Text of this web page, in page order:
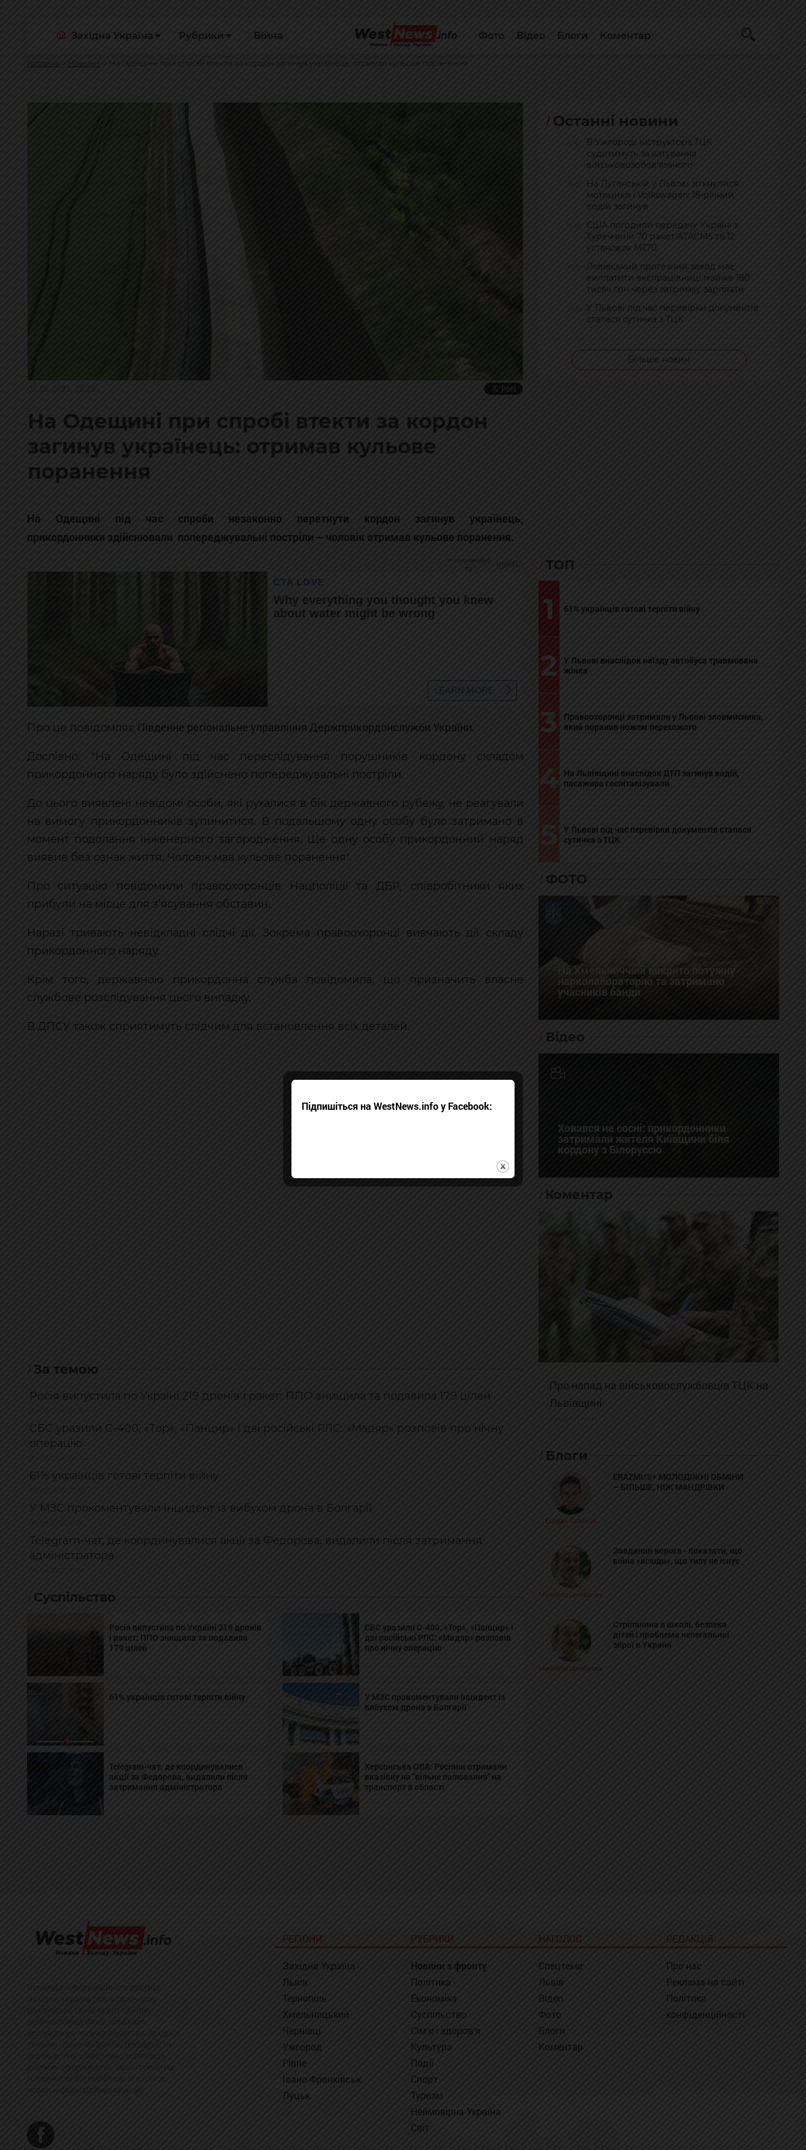
Західна Україна Рубрики Війна Фото Відео Блоги Коментар
Головна Новини На Одещині при спробі втекти за кордон загинув українець: отримав кульове поранення
На Одещині при спробі втекти за кордон
загинув українець: отримав кульове
поранення
На Одещині під час спроби незаконно перетнути кордон загинув українець,
прикордонники здійснювали попереджувальні постріли – чоловік отримав кульове поранення.
Про це повідомляє Південне регіональне управління Держприкордонслужби України.
Дослівно: "На Одещині під час переслідування порушників кордону складом
прикордонного наряду було здійснено попереджувальні постріли.
До цього виявлені невідомі особи, які рухалися в бік державного рубежу, не реагували
на вимогу прикордонників зупинитися. В подальшому одну особу було затримано в
момент подолання інженерного загородження. Ще одну особу прикордонний наряд
виявив без ознак життя. Чоловік мав кульове поранення".
Про ситуацію повідомили правоохоронців Нацполіції та ДБР, співробітники яких
прибули на місце для з’ясування обставин.
Наразі тривають невідкладні слідчі дії. Зокрема правоохоронці вивчають дії складу
прикордонного наряду.
Крім того, державною прикордонна служба повідомила, що призначить власне
службове розслідування цього випадку.
В ДПСУ також сприятимуть слідчим для встановлення всіх деталей.
За темою
Росія випустила по Україні 219 дронів і ракет: ППО знищила та подавила 179 цілей
СБС уразили С-400, «Тор», «Панцир» і дві російські РЛС: «Мадяр» розповів про нічну
операцію
61% українців готові терпіти війну
У МЗС прокоментували інцидент із вибухом дрона в Болгарії
Telegram-чат, де координувалися акції за Федорова, видалили після затримання
адміністратора
Суспільство
Росія випустила по Україні 219 дронів
і ракет: ППО знищила та подавила
179 цілей
СБС уразили С-400, «Тор», «Панцир» і
дві російські РЛС: «Мадяр» розповів
про нічну операцію
61% українців готові терпіти війну
У МЗС прокоментували інцидент із
вибухом дрона в Болгарії
Telegram-чат, де координувалися
акції за Федорова, видалили після
затримання адміністратора
Херсонська ОВА: Росіяни отримали
вказівку на "вільне полювання" на
транспорт в області
Останні новини
В Ужгороді інструктора ТЦК
судитимуть за катування
військовозобов’язаного
На Луганській у Львові зіткнулися
мотоцикл і Volkswagen: 18-річний
водій загинув
США погодили передачу Україні з
Туреччини 70 ракет ATACMS та 12
установок M270
Львівський протезний завод має
виплатити експрацівниці майже 180
тисяч грн через затримку зарплати
У Львові під час перевірки документів
сталася сутичка з ТЦК
Більше новин
ТОП
1 61% українців готові терпіти війну
2
У Львові внаслідок наїзду автобуса травмована
жінка
3
Правоохоронці затримали у Львові зловмисника,
який поранив ножем перехожого
4 На Львівщині внаслідок ДТП загинув водій,
пасажира госпіталізували
5
У Львові під час перевірки документів сталася
сутичка з ТЦК
ФОТО
На Хмельниччині викрито потужну
нарколабораторію та затримано
учасників банди
Відео
Ховався на сосні: прикордонники
затримали жителя Київщини біля
кордону з Білоруссю
Коментар
Про напад на військовослужбовців ТЦК на
Львівщині
Блоги
Богдан Козійчук
ERAZMUS+ МОЛОДІЖНІ ОБМІНИ
– БІЛЬШЕ, НІЖ МАНДРІВКИ
Михайло Цимбалюк
Завдання ворога - показати, що
війна «всюди», що тилу не існує
Михайло Цимбалюк
Стрілянина в школі, безпека
дітей і проблема нелегальної
зброї в Україні
РЕГІОНИ
Західна Україна
Львів
Тернопіль
Хмельницький
Чернівці
Ужгород
Рівне
Івано-Франківськ
Луцьк
РУБРИКИ
Новини з фронту
Політика
Економіка
Суспільство
Сім'я і здоров'я
Культура
Події
Спорт
Туризм
Неймовірна Україна
Світ
НАГОЛОС
Спецтема
Львів
Відео
Фото
Блоги
Коментар
РЕДАКЦІЯ
Про нас
Реклама на сайті
Політика
конфіденційності
Підпишіться на WestNews.info у Facebook: